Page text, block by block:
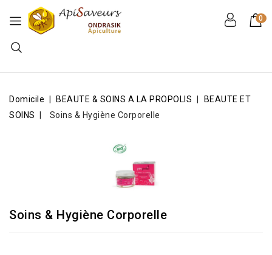
0
Domicile BEAUTE & SOINS A LA PROPOLIS
BEAUTE ET
SOINS
Soins & Hygiène Corporelle
Soins & Hygiène Corporelle